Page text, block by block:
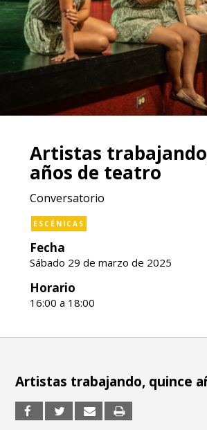
Artistas
años de teatro
Conversatorio
ESCÉNICAS
Fecha
Sábado 29 de marzo de 2025
Horario
16:00 a 18:00
Artistas trabajando, quince